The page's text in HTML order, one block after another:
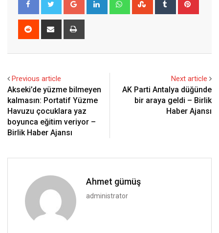
Reddit
Share
Previous article
Akseki’de yüzme bilmeyen
kalmasın: Portatif Yüzme
Havuzu çocuklara yaz
boyunca eğitim veriyor –
Birlik Haber Ajansı
Next article
AK Parti Antalya düğünde
bir araya geldi – Birlik
Haber Ajansı
Ahmet gümüş
administrator